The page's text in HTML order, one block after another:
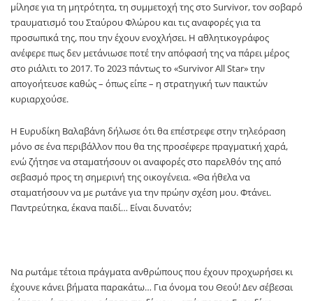
μίλησε για τη μητρότητα, τη συμμετοχή της στο Survivor, τον σοβαρό
τραυματισμό του Σταύρου Φλώρου και τις αναφορές για τα
προσωπικά της, που την έχουν ενοχλήσει. Η αθλητικογράφος
ανέφερε πως δεν μετάνιωσε ποτέ την απόφασή της να πάρει μέρος
στο ριάλιτι το 2017. Το 2023 πάντως το «Survivor All Star» την
απογοήτευσε καθώς – όπως είπε – η στρατηγική των παικτών
κυριαρχούσε.
Η Ευρυδίκη Βαλαβάνη δήλωσε ότι θα επέστρεφε στην τηλεόραση
μόνο σε ένα περιβάλλον που θα της προσέφερε πραγματική χαρά,
ενώ ζήτησε να σταματήσουν οι αναφορές στο παρελθόν της από
σεβασμό προς τη σημερινή της οικογένεια. «Θα ήθελα να
σταματήσουν να με ρωτάνε για την πρώην σχέση μου. Φτάνει.
Παντρεύτηκα, έκανα παιδί… Είναι δυνατόν;
Να ρωτάμε τέτοια πράγματα ανθρώπους που έχουν προχωρήσει κι
έχουνε κάνει βήματα παρακάτω… Για όνομα του Θεού! Δεν σέβεσαι